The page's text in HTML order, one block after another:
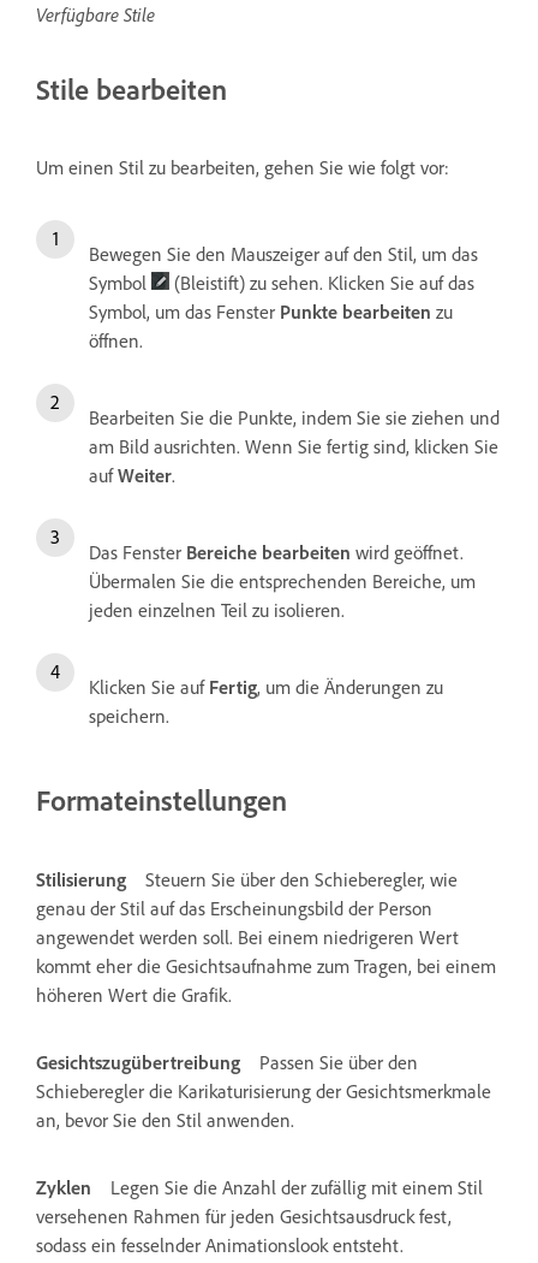
Verfügbare Stile
Stile bearbeiten
Um einen Stil zu bearbeiten, gehen Sie wie folgt vor:
Bewegen Sie den Mauszeiger auf den Stil, um das
Symbol
(Bleistift) zu sehen. Klicken Sie auf das
Symbol, um das Fenster Punkte bearbeiten zu
öffnen.
Bearbeiten Sie die Punkte, indem Sie sie ziehen und
am Bild ausrichten. Wenn Sie fertig sind, klicken Sie
aufWeiter.
Das Fenster Bereiche bearbeiten wird geöffnet.
Übermalen Sie die entsprechenden Bereiche, um
jeden einzelnen Teil zu isolieren.
Klicken Sie auf Fertig, um die Änderungen zu
speichern.
Formateinstellungen
Stilisierung
Steuern Sie über den Schieberegler, wie
genau der Stil auf das Erscheinungsbild der Person
angewendet werden soll. Bei einem niedrigeren Wert
kommt eher die Gesichtsaufnahme zum Tragen, bei einem
höheren Wert die Grafik.
Gesichtszugübertreibung
Passen Sie über den
Schieberegler die Karikaturisierung der Gesichtsmerkmale
an, bevor Sie den Stil anwenden.
Zyklen
Legen Sie die Anzahl der zufällig mit einem Stil
versehenen Rahmen für jeden Gesichtsausdruck fest,
sodass ein fesselnder Animationslook entsteht.